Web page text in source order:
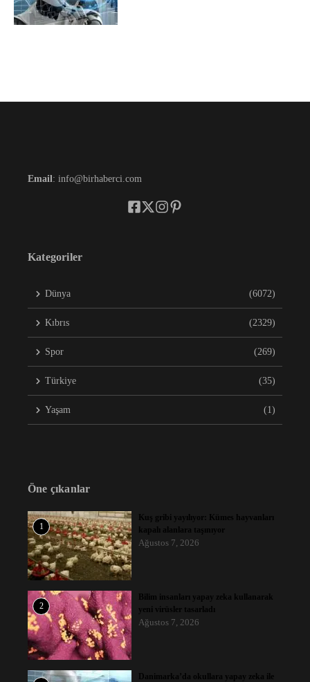
Email: info@birhaberci.com
Kategoriler
Dünya (6072)
Kıbrıs (2329)
Spor (269)
Türkiye (35)
Yaşam (1)
Öne çıkanlar
1
Kuş gribi yayılıyor: Kümes hayvanları
kapalı alanlara taşınıyor
Ağustos 7, 2026
2
Bilim insanları yapay zeka kullanarak
yeni virüsler tasarladı
Ağustos 7, 2026
Danimarka’da okullara yapay zeka ile